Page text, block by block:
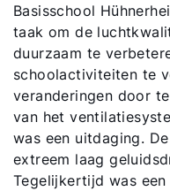
Basisschool
taak om de
duurzaam te
schoolactiviteiten te
veranderingen door
van het
was een uitdaging.
extreem laag
Tegelijkertijd was